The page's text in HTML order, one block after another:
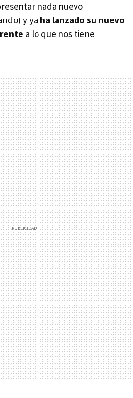
nada nuevo
y ya ha lanzado su nuevo
a lo que nos tiene